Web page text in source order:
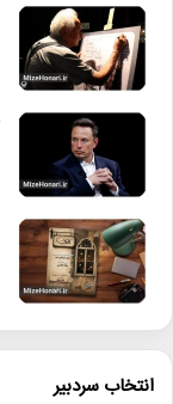
انتخاب سردبیر